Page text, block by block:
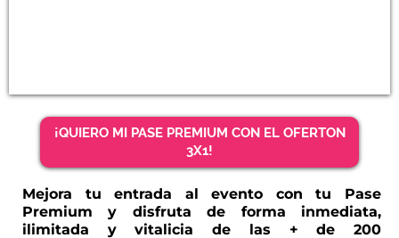
¡QUIERO MI PASE PREMIUM CON EL OFERTON
3X1!
Mejora tu entrada al evento con tu Pase
Premium y disfruta de forma inmediata,
ilimitada y vitalicia de las + de 200